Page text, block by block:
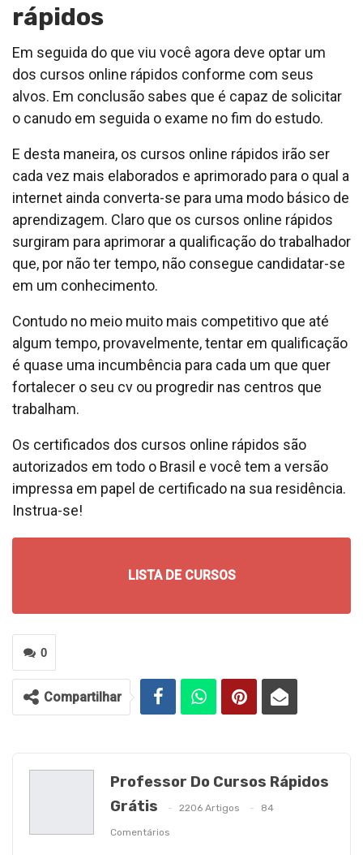
rápidos
Em seguida do que viu você agora deve optar um
dos cursos online rápidos conforme com seus
alvos. Em conclusão sabes que é capaz de solicitar
o canudo em seguida o exame no fim do estudo.
E desta maneira, os cursos online rápidos irão ser
cada vez mais elaborados e aprimorado para o qual a
internet ainda converta-se para uma modo básico de
aprendizagem. Claro que os cursos online rápidos
surgiram para aprimorar a qualificação do trabalhador
que, por não ter tempo, não consegue candidatar-se
em um conhecimento.
Contudo no meio muito mais competitivo que até
algum tempo, provavelmente, tentar em qualificação
é quase uma incumbência para cada um que quer
fortalecer o seu cv ou progredir nas centros que
trabalham.
Os certificados dos cursos online rápidos são
autorizados em todo o Brasil e você tem a versão
impressa em papel de certificado na sua residência.
Instrua-se!
LISTA DE CURSOS
0
Compartilhar
Professor Do Cursos Rápidos
Grátis
2206 Artigos 84
Comentários